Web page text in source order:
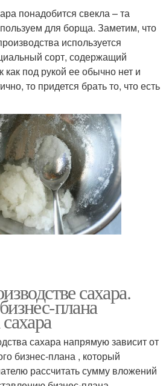
понадобится свекла – та
для борща. Заметим, что
используется
сорт, содержащий
под рукой ее обычно нет и
то придется брать то, что есть
сахара.
плана
сахара напрямую зависит от
бизнес-плана , который
рассчитать сумму вложений